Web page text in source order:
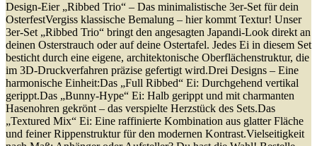
Design-Eier „Ribbed Trio“ – Das minimalistische 3er-Set für dein
OsterfestVergiss klassische Bemalung – hier kommt Textur! Unser
3er-Set „Ribbed Trio“ bringt den angesagten Japandi-Look direkt an
deinen Osterstrauch oder auf deine Ostertafel. Jedes Ei in diesem Set
besticht durch eine eigene, architektonische Oberflächenstruktur, die
im 3D-Druckverfahren präzise gefertigt wird.Drei Designs – Eine
harmonische Einheit:Das „Full Ribbed“ Ei: Durchgehend vertikal
gerippt.Das „Bunny-Hype“ Ei: Halb gerippt und mit charmanten
Hasenohren gekrönt – das verspielte Herzstück des Sets.Das
„Textured Mix“ Ei: Eine raffinierte Kombination aus glatter Fläche
und feiner Rippenstruktur für den modernen Kontrast.Vielseitigkeit